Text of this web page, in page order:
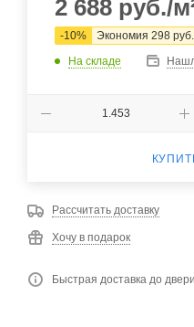
2 688 руб./
-10% Экономия 298 руб.
На складе
Рассчитать доставку
Хочу в подарок
Быстрая доставка до